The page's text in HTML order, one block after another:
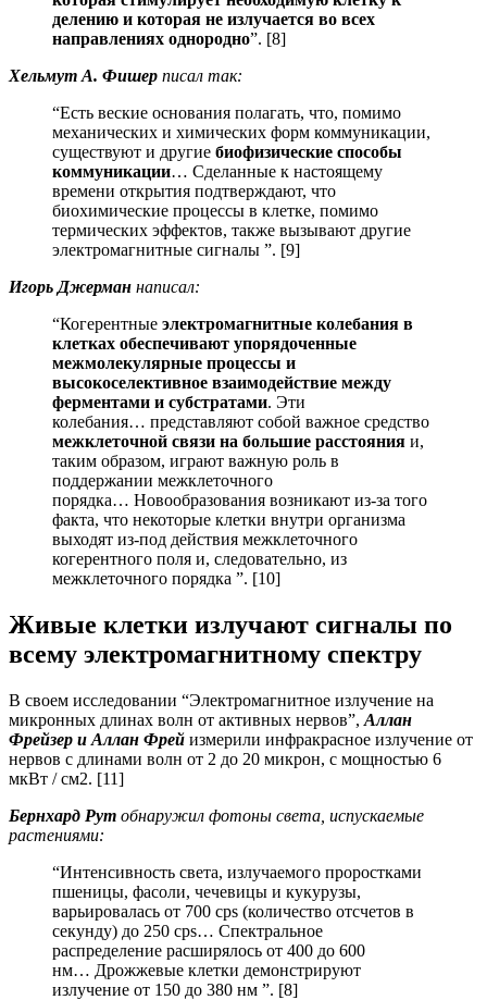
делению и которая не излучается во всех
направлениях однородно”. [8]
Хельмут А. Фишер писал так:
“Есть веские основания полагать, что, помимо
механических и химических форм коммуникации,
существуют и другие биофизические способы
коммуникации… Сделанные к настоящему
времени открытия подтверждают, что
биохимические процессы в клетке, помимо
термических эффектов, также вызывают другие
электромагнитные сигналы ”. [9]
Игорь Джерман написал:
“Когерентные электромагнитные колебания в
клетках обеспечивают упорядоченные
межмолекулярные процессы и
высокоселективное взаимодействие между
ферментами и субстратами. Эти
колебания… представляют собой важное средство
межклеточной связи на большие расстояния и,
таким образом, играют важную роль в
поддержании межклеточного
порядка… Новообразования возникают из-за того
факта, что некоторые клетки внутри организма
выходят из-под действия межклеточного
когерентного поля и, следовательно, из
межклеточного порядка ”. [10]
Живые клетки излучают сигналы по
всему электромагнитному спектру
В своем исследовании “Электромагнитное излучение на
микронных длинах волн от активных нервов”, Аллан
Фрейзер и Аллан Фрей измерили инфракрасное излучение от
нервов с длинами волн от 2 до 20 микрон, с мощностью 6
мкВт / см2. [11]
Бернхард Рут обнаружил фотоны света, испускаемые
растениями:
“Интенсивность света, излучаемого проростками
пшеницы, фасоли, чечевицы и кукурузы,
варьировалась от 700 cps (количество отсчетов в
секунду) до 250 cps… Спектральное
распределение расширялось от 400 до 600
нм… Дрожжевые клетки демонстрируют
излучение от 150 до 380 нм ”. [8]